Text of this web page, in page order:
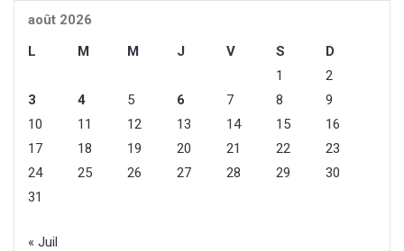
août 2026
L
M M J V S
D
1
2
3
4 5 6 7 8
9
10
11 12 13 14 15
16
17
18 19 20 21 22
23
24
25 26 27 28 29
30
31
« Juil